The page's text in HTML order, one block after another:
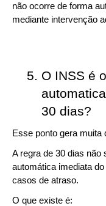
não ocorre de forma
mediante intervenção
O INSS é
30 dias?
Esse ponto gera muita
A regra de 30 dias
automática imediata
casos de atraso.
O que existe é: